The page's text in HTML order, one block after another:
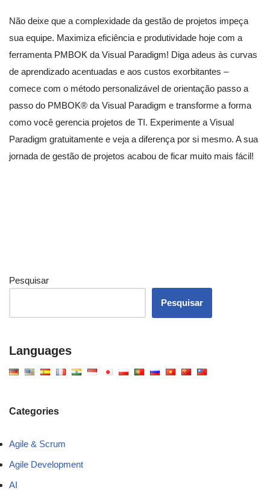
Não deixe que a complexidade da gestão de projetos impeça
sua equipe. Maximiza eficiência e produtividade hoje com a
ferramenta PMBOK da Visual Paradigm! Diga adeus às curvas
de aprendizado acentuadas e aos custos exorbitantes –
comece com o método personalizável de orientação passo a
passo do PMBOK® da Visual Paradigm e transforme a forma
como você gerencia projetos de TI. Experimente a Visual
Paradigm gratuitamente e veja a diferença por si mesmo. A sua
jornada de gestão de projetos acabou de ficar muito mais fácil!
Pesquisar
Pesquisar
Languages
Categories
Agile & Scrum
Agile Development
AI